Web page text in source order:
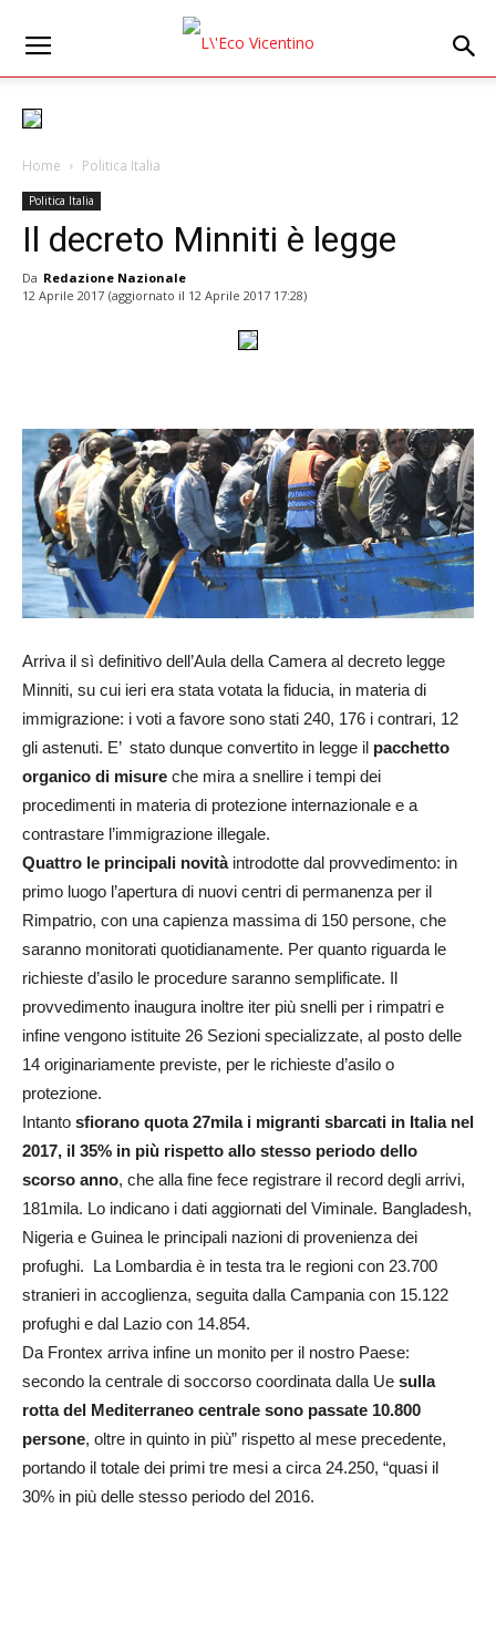
Home Politica Italia
Politica Italia
Il decreto Minniti è legge
Da Redazione Nazionale
12 Aprile 2017 (aggiornato il 12 Aprile 2017 17:28)
Arriva il sì definitivo dell’Aula della Camera al decreto legge
Minniti, su cui ieri era stata votata la fiducia, in materia di
immigrazione: i voti a favore sono stati 240, 176 i contrari, 12
gli astenuti. E’ stato dunque convertito in legge il pacchetto
organico di misure che mira a snellire i tempi dei
procedimenti in materia di protezione internazionale e a
contrastare l’immigrazione illegale.
Quattro le principali novitàintrodotte dal provvedimento: in
primo luogo l’apertura di nuovi centri di permanenza per il
Rimpatrio, con una capienza massima di 150 persone, che
saranno monitorati quotidianamente. Per quanto riguarda le
richieste d’asilo le procedure saranno semplificate. Il
provvedimento inaugura inoltre iter più snelli per i rimpatri e
infine vengono istituite 26 Sezioni specializzate, al posto delle
14 originariamente previste, per le richieste d’asilo o
protezione.
Intanto sfiorano quota 27mila i migranti sbarcati in Italia nel
2017, il 35% in più rispetto allo stesso periodo dello
scorso anno, che alla fine fece registrare il record degli arrivi,
181mila. Lo indicano i dati aggiornati del Viminale. Bangladesh,
Nigeria e Guinea le principali nazioni di provenienza dei
profughi. La Lombardia è in testa tra le regioni con 23.700
stranieri in accoglienza, seguita dalla Campania con 15.122
profughi e dal Lazio con 14.854.
Da Frontex arriva infine un monito per il nostro Paese:
secondo la centrale di soccorso coordinata dalla Ue sulla
rotta del Mediterraneo centrale sono passate 10.800
persone, oltre in quinto in più” rispetto al mese precedente,
portando il totale dei primi tre mesi a circa 24.250, “quasi il
30% in più delle stesso periodo del 2016.